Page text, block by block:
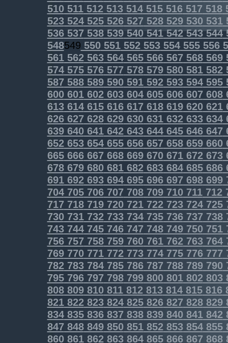
510511512513514515516517 518
523524525526527 528529530 531
536537538539540541542543544
548549 550551552553554555556
561562563564565566567568569
574575576577578579580581582
587588589590591592593594595
600601602603604605606607608
613614615616617618619620621
626627628629630631632633634
639640641642643644645646647
652653654655656657658659660
665666667668669670671672673
678679680681682683684685686
691692693694695696697698699
704705706707708709710711712
717718719720721722723724725
730731732733734735736737 738
743744745746747748749750751
756757758759760761762763764
769770771772773774775776777
782783784785786787 788789790
795796797798799800801802803
808809810811812813814815816
821822823824825826827 828829
834835836837838839840841842
847848849850851852853854855
860861862863864865866867 868